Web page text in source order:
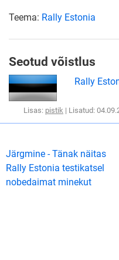
Teema: Rally Estonia
Seotud võistlus
Rally
Lisas: pistik | Lisatud:
Järgmine - Tänak näitas
Rally Estonia testikatsel
nobedaimat minekut